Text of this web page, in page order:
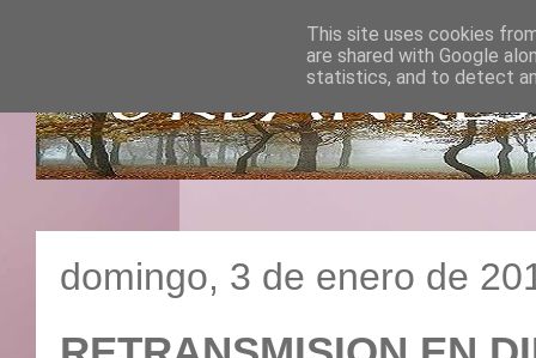
domingo, 3 de enero de
This site uses cookies
are shared with Google
statistics, and to detect